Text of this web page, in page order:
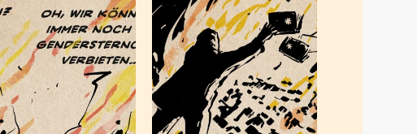
Prioritäten
November 15,
2023
Patriarchale
Sprachkultur
August 18,
2023